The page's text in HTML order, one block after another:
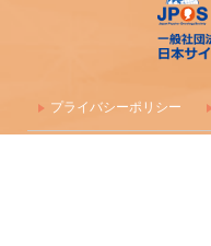
プライバシーポリシー